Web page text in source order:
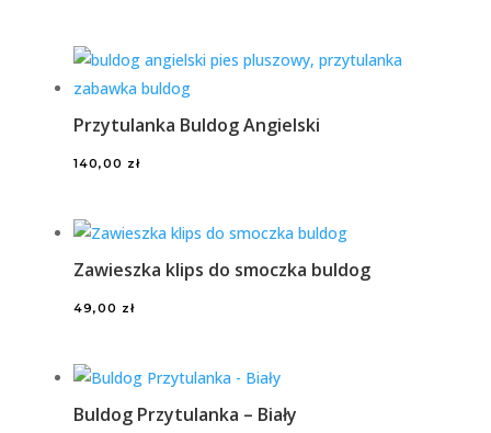
Przytulanka Buldog Angielski
140,00 zł
Zawieszka klips do smoczka buldog
49,00 zł
Buldog Przytulanka – Biały